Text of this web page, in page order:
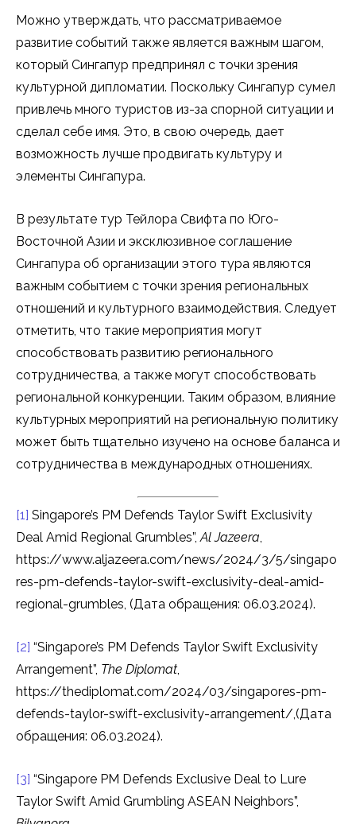
Можно утверждать, что рассматриваемое
развитие событий также является важным шагом,
который Сингапур предпринял с точки зрения
культурной дипломатии. Поскольку Сингапур сумел
привлечь много туристов из-за спорной ситуации и
сделал себе имя. Это, в свою очередь, дает
возможность лучше продвигать культуру и
элементы Сингапура.
В результате тур Тейлора Свифта по Юго-
Восточной Азии и эксклюзивное соглашение
Сингапура об организации этого тура являются
важным событием с точки зрения региональных
отношений и культурного взаимодействия. Следует
отметить, что такие мероприятия могут
способствовать развитию регионального
сотрудничества, а также могут способствовать
региональной конкуренции. Таким образом, влияние
культурных мероприятий на региональную политику
может быть тщательно изучено на основе баланса и
сотрудничества в международных отношениях.
[1] Singapore’s PM Defends Taylor Swift Exclusivity
Deal Amid Regional Grumbles”,Al Jazeera,
https://www.aljazeera.com/news/2024/3/5/singapo
res-pm-defends-taylor-swift-exclusivity-deal-amid-
regional-grumbles, (Дата обращения: 06.03.2024).
[2] “Singapore’s PM Defends Taylor Swift Exclusivity
Arrangement”, The Diplomat,
https://thediplomat.com/2024/03/singapores-pm-
defends-taylor-swift-exclusivity-arrangement/,(Дата
обращения: 06.03.2024).
[3] “Singapore PM Defends Exclusive Deal to Lure
Taylor Swift Amid Grumbling ASEAN Neighbors”,